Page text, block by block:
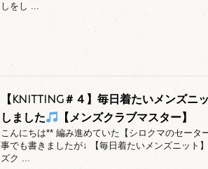
しをし ...
【knitting＃４】毎日着たいメンズニ
しました
【メンズクラブマスター】
こんにちは** 編み進めていた【シロクマのセー
事でも書きましたが↓ 【毎日着たいメンズニット
ズク ...